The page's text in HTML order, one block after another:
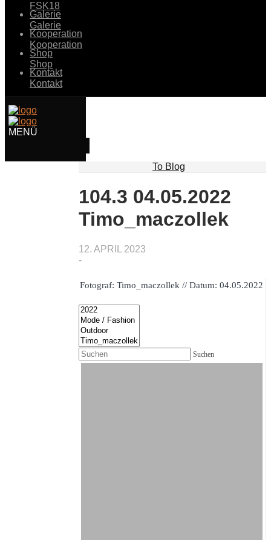
FSK18
Galerie
Galerie
Kooperation
Kooperation
Shop
Shop
Kontakt
Kontakt
To Blog
104.3 04.05.2022
Timo_maczollek
12. APRIL 2023
-
Fotograf: Timo_maczollek // Datum: 04.05.2022
Suchen